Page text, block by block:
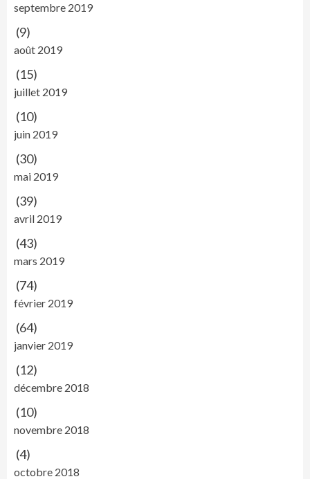
septembre 2019
(9)
août 2019
(15)
juillet 2019
(10)
juin 2019
(30)
mai 2019
(39)
avril 2019
(43)
mars 2019
(74)
février 2019
(64)
janvier 2019
(12)
décembre 2018
(10)
novembre 2018
(4)
octobre 2018